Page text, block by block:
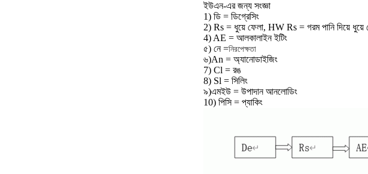
ইউএন-এর জন্য সংজ্ঞা
1) ডি = ডিগ্রেসিং
2) Rs = ধুয়ে ফেলা, HW Rs = গরম পানি দিয়ে ধুয়ে
4) AE = আলকালাইন ইটিং
৫) নে =নিরপেক্ষতা
৬)An = অ্যানোডাইজিং
7) Cl = রঙ
8) Sl = সিলিং
৯)এমইউ = উপাদান আনলোডিং
10) পিসি = প্যাকিং